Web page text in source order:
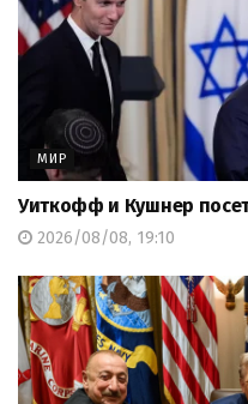
МИР
Уиткофф и Кушнер
2026/08/08, 19:10